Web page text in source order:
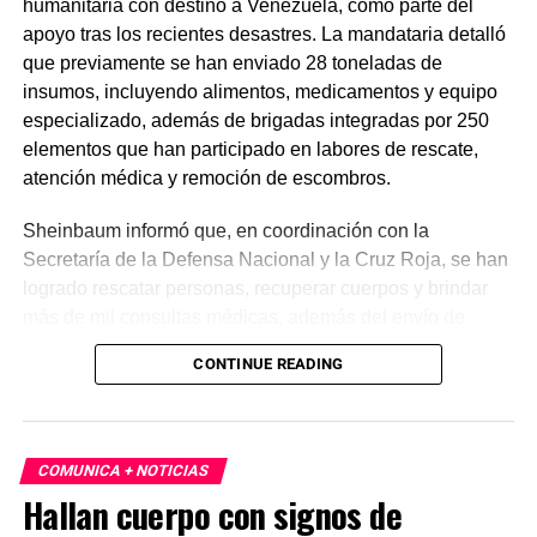
humanitaria con destino a Venezuela, como parte del
apoyo tras los recientes desastres. La mandataria detalló
que previamente se han enviado 28 toneladas de
insumos, incluyendo alimentos, medicamentos y equipo
especializado, además de brigadas integradas por 250
elementos que han participado en labores de rescate,
atención médica y remoción de escombros.
Sheinbaum informó que, en coordinación con la
Secretaría de la Defensa Nacional y la Cruz Roja, se han
logrado rescatar personas, recuperar cuerpos y brindar
plantas de energía y materiales de apoyo. Subrayó que
estas acciones responden a solicitudes del gobierno
En otro tema, el secretario de Economía, Marcelo Ebrard,
aseguró que el Tratado entre México, Estados Unidos y
CONTINUE READING
COMUNICA + NOTICIAS
Hallan cuerpo con signos de